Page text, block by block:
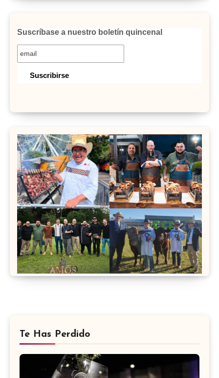
Suscríbase a nuestro boletín quincenal
Te Has Perdido